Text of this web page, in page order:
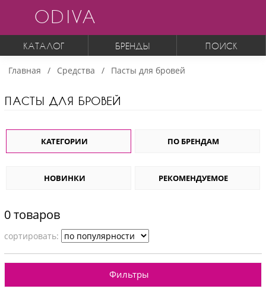
ODIVA
КАТАЛОГ БРЕНДЫ ПОИСК
Главная Средства Пасты для бровей
ПАСТЫ ДЛЯ БРОВЕЙ
КАТЕГОРИИ ПО БРЕНДАМ
НОВИНКИ РЕКОМЕНДУЕМОЕ
0 товаров
cортировать:
Фильтры